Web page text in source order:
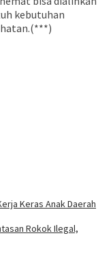
kebutuhan
Keras Anak Daerah
Rokok Ilegal,